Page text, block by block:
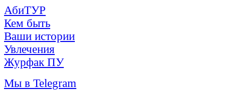
АбиТУР
Кем быть
Ваши истории
Увлечения
Журфак ПУ
Мы в Telegram